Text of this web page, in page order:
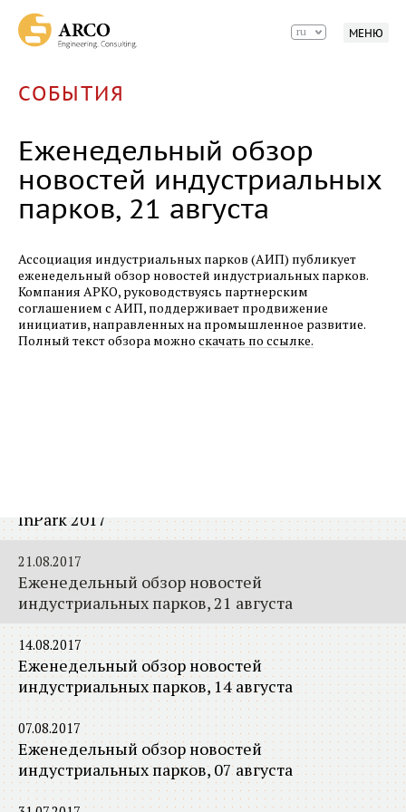
ru МЕНЮ
Еженедельный обзор новостей
индустриальных парков, 25 сентября
20.09.2017
Еженедельный обзор новостей
11.09.2017
Еженедельный обзор новостей
индустриальных парков, 11 сентября
Разработка материалов базового инжиниринга
ЗАО «Спецтехномаш»
04.09.2017
Еженедельный обзор новостей
InPark 2017
21.08.2017
Еженедельный обзор новостей
индустриальных парков, 21 августа
14.08.2017
Еженедельный обзор новостей
индустриальных парков, 14 августа
07.08.2017
Еженедельный обзор новостей
индустриальных парков, 07 августа
СОБЫТИЯ
Еженедельный обзор
новостей индустриальных
парков, 21 августа
Ассоциация индустриальных парков (АИП) публикует
еженедельный обзор новостей индустриальных парков.
Компания АРКО, руководствуясь партнерским
соглашением с АИП, поддерживает продвижение
инициатив, направленных на промышленное развитие.
Полный текст обзора можно скачать по ссылке.